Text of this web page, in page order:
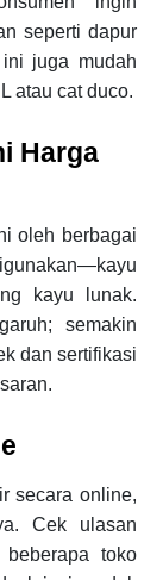
seperti dapur
juga mudah
atau cat duco.
Harga
oleh berbagai
kayu lunak.
semakin
dan sertifikasi
secara online,
Cek ulasan
toko